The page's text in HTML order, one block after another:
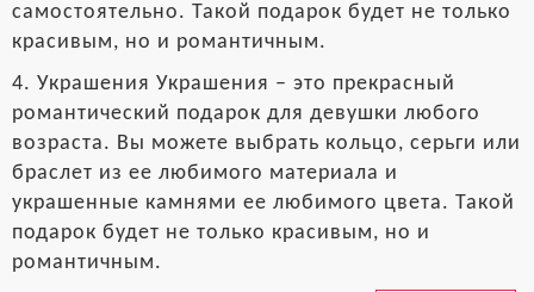
самостоятельно. Такой подарок будет не только
красивым, но и романтичным.
4. Украшения Украшения – это прекрасный
романтический подарок для девушки любого
возраста. Вы можете выбрать кольцо, серьги или
браслет из ее любимого материала и
украшенные камнями ее любимого цвета. Такой
подарок будет не только красивым, но и
романтичным.